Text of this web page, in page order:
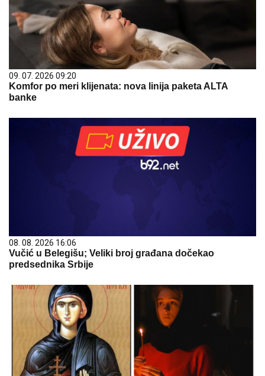
09. 07. 2026 09:20
Komfor po meri klijenata: nova linija paketa ALTA
banke
08. 08. 2026 16:06
Vučić u Belegišu; Veliki broj građana dočekao
predsednika Srbije